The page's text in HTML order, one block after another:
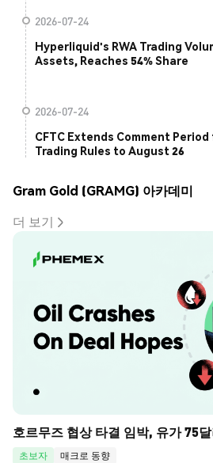
2026-07-24
Hyperliquid's RWA Trading
Assets, Reaches 54% Share
2026-07-24
CFTC Extends Comment
Trading Rules to August 26
Gram Gold (GRAMG) 아카데미
더 보기
호르무즈 협상 타결 임박, 유가 75
초보자
매크로 동향